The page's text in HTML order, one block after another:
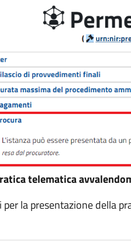
telematica
la presentazione della